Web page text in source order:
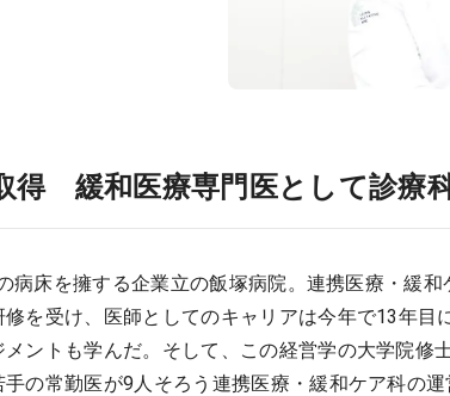
得 緩和医療専門医として診療
床を擁する企業立の飯塚病院。連携医療・緩
を受け、医師としてのキャリアは今年で13年目
ントも学んだ。そして、この経営学の大学院修
の常勤医が9人そろう連携医療・緩和ケア科の運